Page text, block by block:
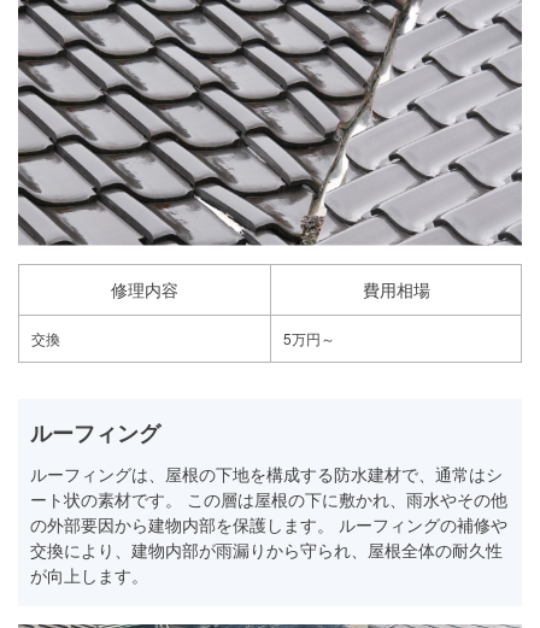
修理内容 費用相場
交換 5万円～
ルーフィング
ルーフィングは、屋根の下地を構成する防水建材で、通常はシ
ート状の素材です。 この層は屋根の下に敷かれ、雨水やその他
の外部要因から建物内部を保護します。 ルーフィングの補修や
交換により、建物内部が雨漏りから守られ、屋根全体の耐久性
が向上します。